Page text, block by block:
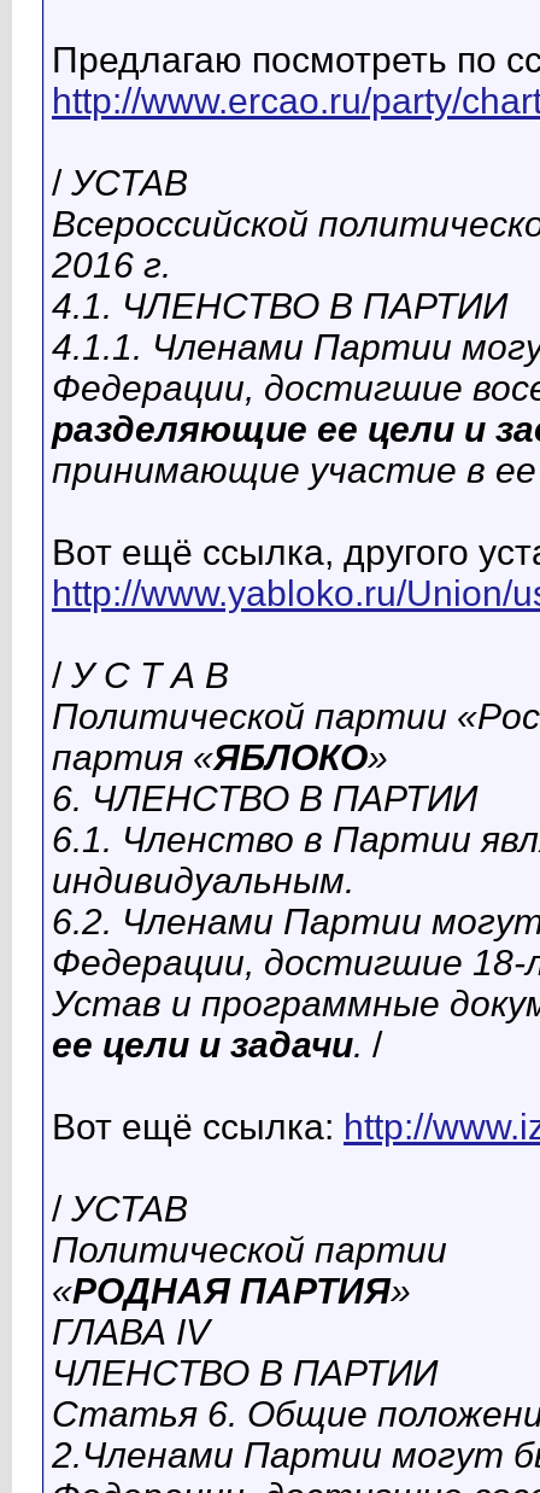
Предлагаю посмотреть по
http://www.ercao.ru/party/
/ УСТАВ
Всероссийской
2016 г.
4.1. ЧЛЕНСТВО В ПАРТИИ
4.1.1. Членами Партии
Федерации, достигшие
разделяющие ее цели и
принимающие участие в
Вот ещё ссылка, другого
http://www.yabloko.ru/Union/
/У С Т А В
Политической партии
партия «ЯБЛОКО»
6. ЧЛЕНСТВО В ПАРТИИ
6.1. Членство в Партии
индивидуальным.
6.2. Членами Партии
Федерации, достигшие
Устав и программные
ее цели и задачи. /
Вот ещё ссылка: http://
/ УСТАВ
Политической партии
«РОДНАЯ ПАРТИЯ»
ГЛАВА IV
ЧЛЕНСТВО В ПАРТИИ
Статья 6. Общие
2.Членами Партии могут